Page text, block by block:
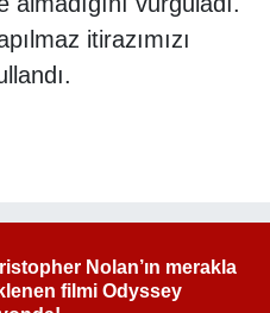
itirazımızı
Nolan’ın merakla
filmi Odyssey